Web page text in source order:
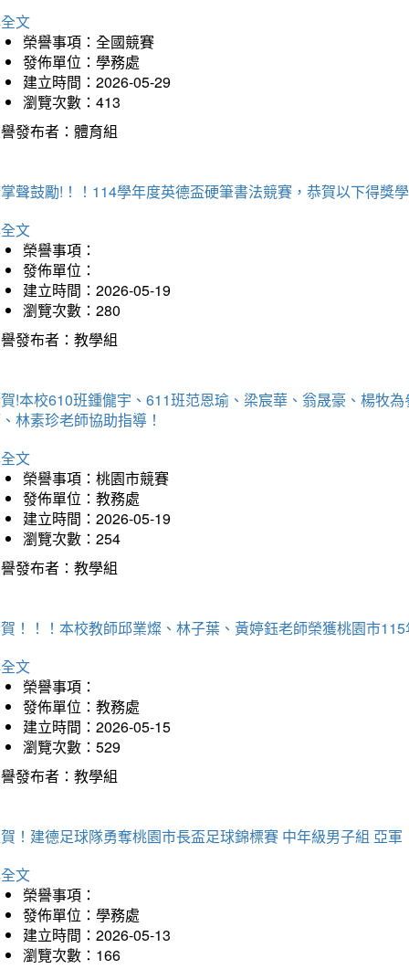
文
榮譽事項：全國競賽
發佈單位：學務處
建立時間：2026-05-29
瀏覽次數：413
發布者：體育組
聲鼓勵!！！114學年度英德盃硬筆書法競賽，恭賀以下得獎
文
榮譽事項：
發佈單位：
建立時間：2026-05-19
瀏覽次數：280
發布者：教學組
!本校610班鍾儱宇、611班范恩瑜、梁宸華、翁晟豪、楊牧
林素珍老師協助指導！
文
榮譽事項：桃園市競賽
發佈單位：教務處
建立時間：2026-05-19
瀏覽次數：254
發布者：教學組
！！！本校教師邱業燦、林子葉、黃婷鈺老師榮獲桃園市
文
榮譽事項：
發佈單位：教務處
建立時間：2026-05-15
瀏覽次數：529
發布者：教學組
！建德足球隊勇奪桃園市長盃足球錦標賽 中年級男子組 亞軍
文
榮譽事項：
發佈單位：學務處
建立時間：2026-05-13
瀏覽次數：166